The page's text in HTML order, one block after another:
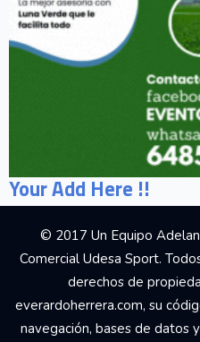
Your Add Here !!
© 2017 Un Equipo
Comercial Udesa Sport.
derechos de
everardoherrera.com, su
navegación, bases de datos